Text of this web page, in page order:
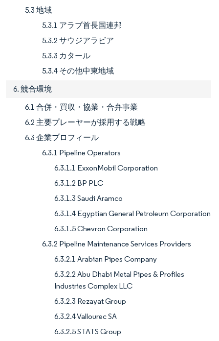
5.3 地域
5.3.1 アラブ首長国連邦
5.3.2 サウジアラビア
5.3.3 カタール
5.3.4 その他中東地域
6. 競合環境
6.1 合併・買収・協業・合弁事業
6.2 主要プレーヤーが採用する戦略
6.3 企業プロフィール
6.3.1 Pipeline Operators
6.3.1.1 ExxonMobil Corporation
6.3.1.2 BP PLC
6.3.1.3 Saudi Aramco
6.3.1.4 Egyptian General Petroleum Corporation
6.3.1.5 Chevron Corporation
6.3.2 Pipeline Maintenance Services Providers
6.3.2.1 Arabian Pipes Company
6.3.2.2 Abu Dhabi Metal Pipes & Profiles
Industries Complex LLC
6.3.2.3 Rezayat Group
6.3.2.4 Vallourec SA
6.3.2.5 STATS Group